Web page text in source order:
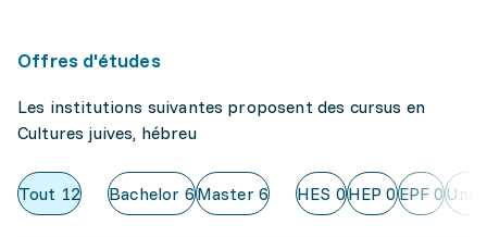
Offres d'études
Les institutions suivantes proposent des cursus en
Cultures juives, hébreu
Tout 12 Bachelor 6Master6 HES 0HEP 0EPF 0Uni